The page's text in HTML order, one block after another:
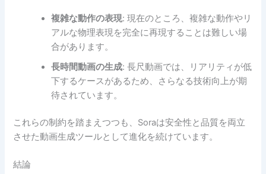
複雑な動作の表現: 現在のところ、複雑な動作やリ
アルな物理表現を完全に再現することは難しい場
合があります。
長時間動画の生成: 長尺動画では、リアリティが低
下するケースがあるため、さらなる技術向上が期
待されています。
これらの制約を踏まえつつも、Soraは安全性と品質を両立
させた動画生成ツールとして進化を続けています。
結論